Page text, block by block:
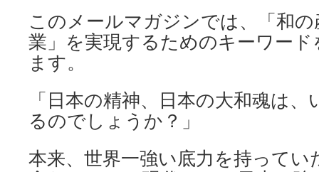
このメールマガジンでは、「和
業」を実現するためのキーワー
ます。
「日本の精神、日本の大和魂は
るのでしょうか？」
本来、世界一強い底力を持ってい